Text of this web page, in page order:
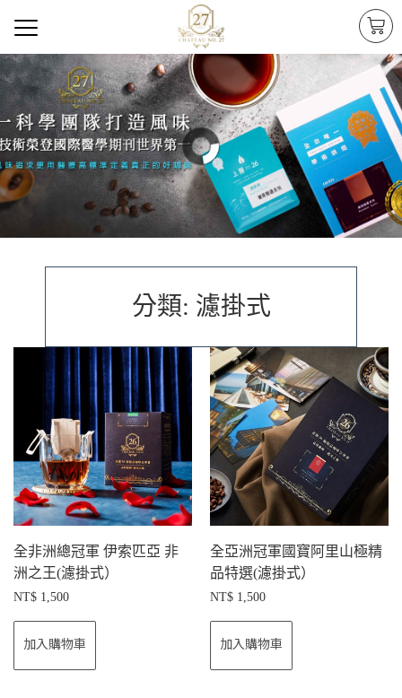
分類: 濾掛式
全非洲總冠軍 伊索匹亞 非
洲之王(濾掛式）
NT$ 1,500
加入購物車
全亞洲冠軍國寶阿里山極精
品特選(濾掛式）
NT$ 1,500
加入購物車